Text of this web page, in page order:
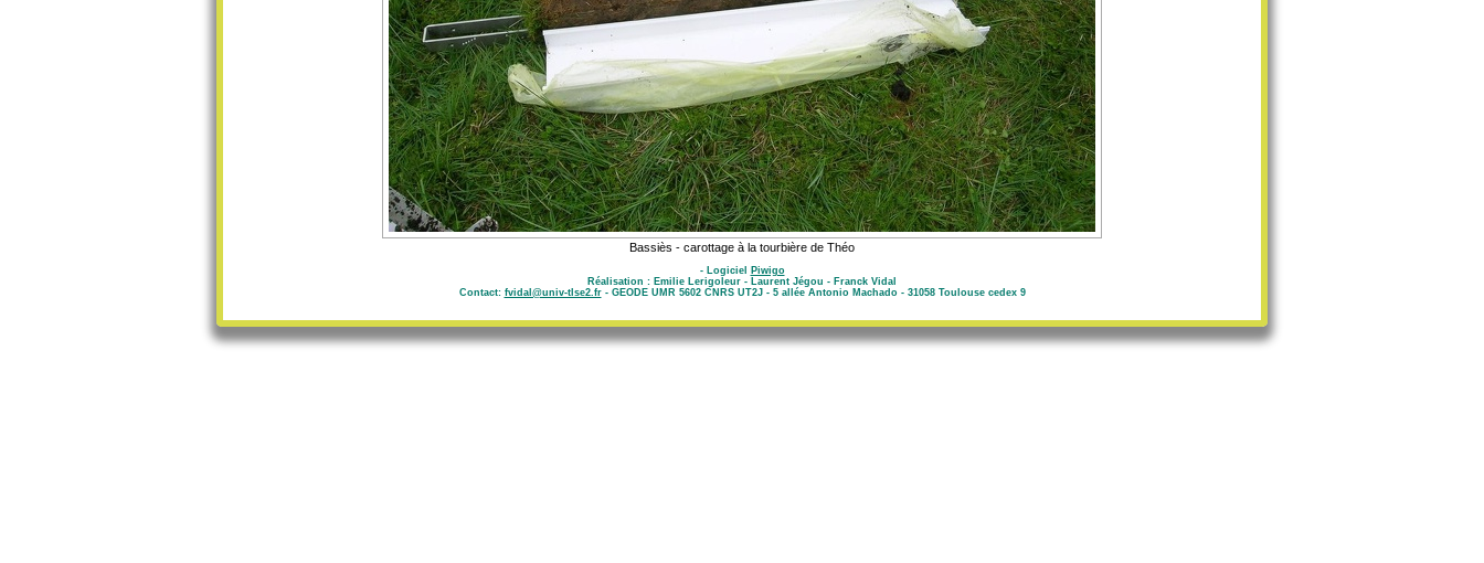
Bassiès - carottage à la tourbière de Théo
- Logiciel
Piwigo
Réalisation : Emilie Lerigoleur - Laurent Jégou - Franck Vidal
Contact: fvidal@univ-tlse2.fr- GEODE UMR 5602 CNRS UT2J - 5 allée Antonio Machado - 31058 Toulouse cedex 9